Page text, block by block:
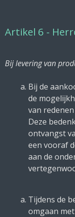
Artikel 6 -
Bij levering van
Bij de
de
van
Deze
ontvangst
een vooraf
aan de
Tijdens de
omgaan